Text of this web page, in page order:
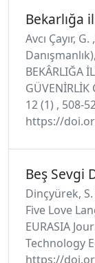
Bekarlığa
Avcı Çayır,
BEKÂRLIĞA
12 (1) , 508-
https://
Beş Sevgi
Dinçyürek,
Five Love
EURASIA
Technology
https://